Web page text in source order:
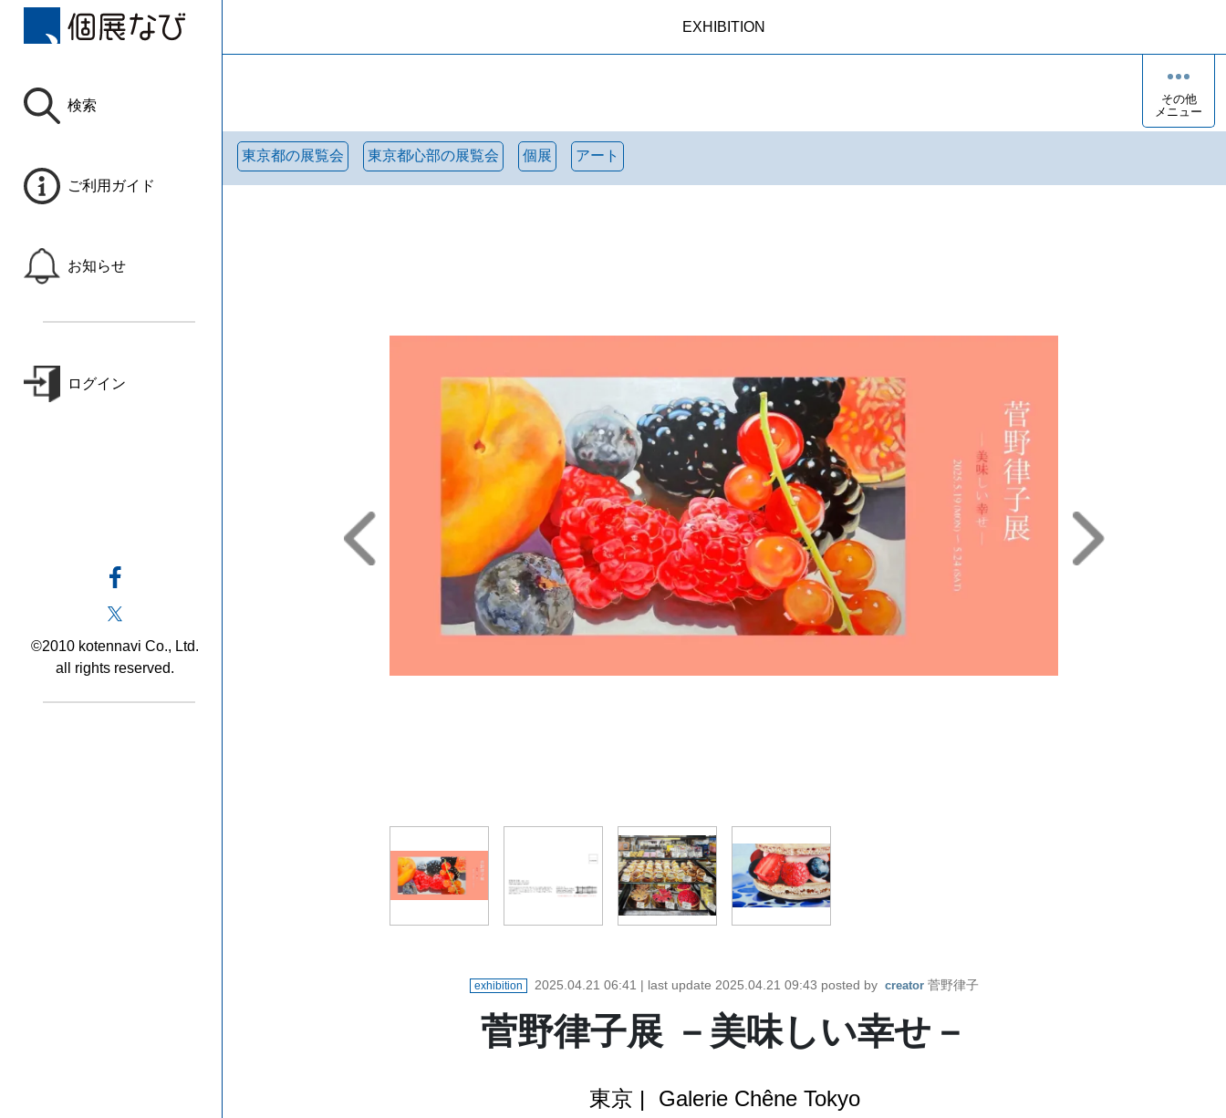
検索
ご利用ガイド
お知らせ
ログイン
©2010 kotennavi Co., Ltd.
all rights reserved.
EXHIBITION
その他
メニュー
東京都の展覧会 東京都心部の展覧会 個展 アート
exhibition 2025.04.21 06:41 | last update 2025.04.21 09:43 posted by creator 菅野律子
菅野律子展 －美味しい幸せ－
東京 | Galerie Chêne Tokyo